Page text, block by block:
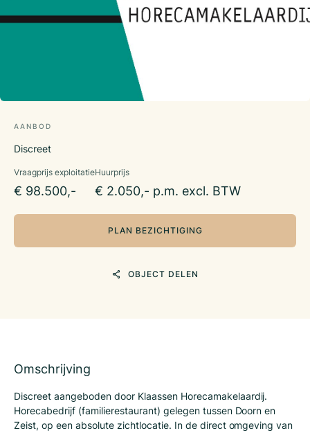
AANBOD
Discreet
Vraagprijs exploitatie
€ 98.500,-
Huurprijs
€ 2.050,- p.m. excl. BTW
PLAN BEZICHTIGING
OBJECT DELEN
Omschrijving
Discreet aangeboden door Klaassen Horecamakelaardij.
Horecabedrijf (familierestaurant) gelegen tussen Doorn en
Zeist, op een absolute zichtlocatie. In de direct omgeving van